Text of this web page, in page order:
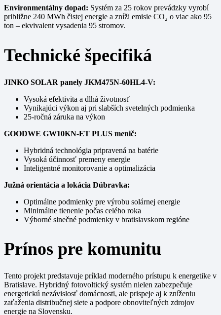
Environmentálny dopad: Systém za 25 rokov prevádzky vyrobí
približne 240 MWh čistej energie a zníži emisie CO₂ o viac ako 95
ton – ekvivalent vysadenia 95 stromov.
Technické špecifiká
JINKO SOLAR panely JKM475N-60HL4-V:
Vysoká efektivita a dlhá životnosť
Vynikajúci výkon aj pri slabších svetelných podmienka
25-ročná záruka na výkon
GOODWE GW10KN-ET PLUS menič:
Hybridná technológia pripravená na batérie
Vysoká účinnosť premeny energie
Inteligentné monitorovanie a optimalizácia
Južná orientácia a lokácia Dúbravka:
Optimálne podmienky pre výrobu solárnej energie
Minimálne tienenie počas celého roka
Výborné slnečné podmienky v bratislavskom regióne
Prínos pre komunitu
Tento projekt predstavuje príklad moderného prístupu k energetike v
Bratislave. Hybridný fotovoltický systém nielen zabezpečuje
energetickú nezávislosť domácnosti, ale prispeje aj k zníženiu
zaťaženia distribučnej siete a podpore obnoviteľných zdrojov
energie na Slovensku.